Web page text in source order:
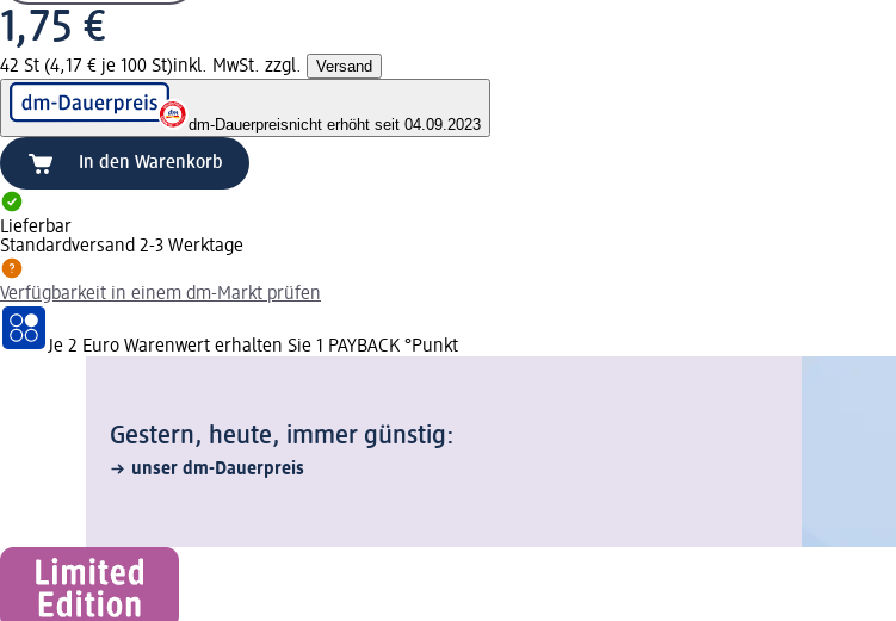
1,75 €
42 St (4,17 € je 100 St)inkl. MwSt. zzgl. Versand
dm-Dauerpreisnicht erhöht seit 04.09.2023
In den Warenkorb
Lieferbar
Standardversand 2-3 Werktage
Verfügbarkeit in einem dm-Markt prüfen
Je 2 Euro Warenwert erhalten Sie 1 PAYBACK °Punkt
Gestern, heute, immer günstig:
unser dm-Dauerpreis